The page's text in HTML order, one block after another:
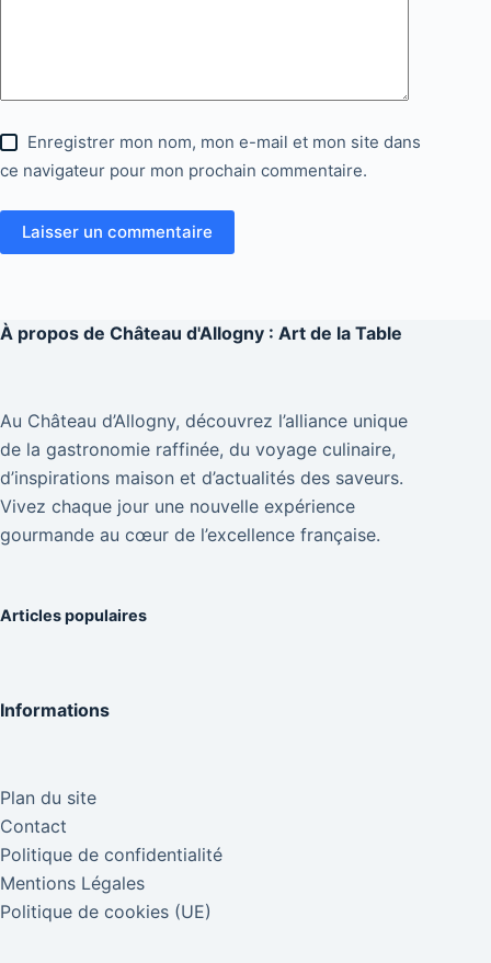
Enregistrer mon nom, mon e-mail et mon site dans
ce navigateur pour mon prochain commentaire.
Laisser un commentaire
À propos de Château d'Allogny : Art de la Table
Au Château d’Allogny, découvrez l’alliance unique
de la gastronomie raffinée, du voyage culinaire,
d’inspirations maison et d’actualités des saveurs.
Vivez chaque jour une nouvelle expérience
gourmande au cœur de l’excellence française.
Articles populaires
Informations
Plan du site
Contact
Politique de confidentialité
Mentions Légales
Politique de cookies (UE)